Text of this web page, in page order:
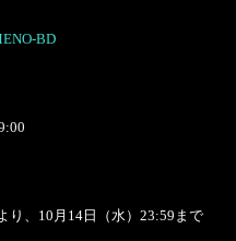
BD
り、10月14日（水）23:59まで